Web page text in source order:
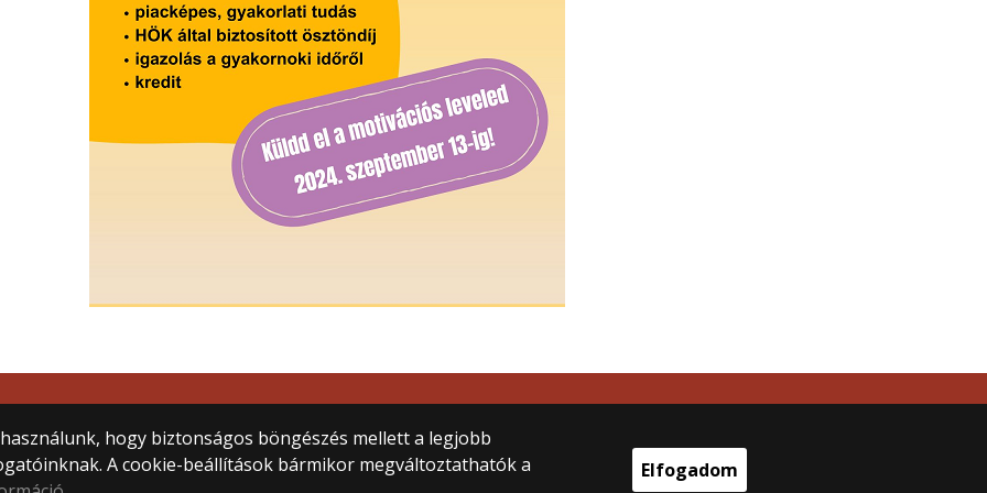
hogy biztonságos böngészés mellett a legjobb
A cookie-beállítások bármikor megváltoztathatók a
Elfogadom